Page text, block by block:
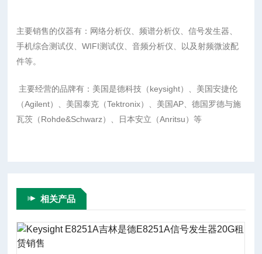
主要销售的仪器有：网络分析仪、频谱分析仪、信号发生器、
手机综合测试仪、WIFI测试仪、音频分析仪、以及射频微波配
件等。
主要经营的品牌有：美国是德科技（keysight）、美国安捷伦
（Agilent）、美国泰克（Tektronix）、美国AP、德国罗德与施
瓦茨（Rohde&Schwarz）、日本安立（Anritsu）等
相关产品